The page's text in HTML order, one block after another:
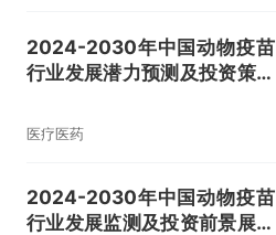
2024-2030年中国动物疫苗
行业发展潜力预测及投资策略
医疗医药
2024-2030年中国动物疫苗
行业发展监测及投资前景展望